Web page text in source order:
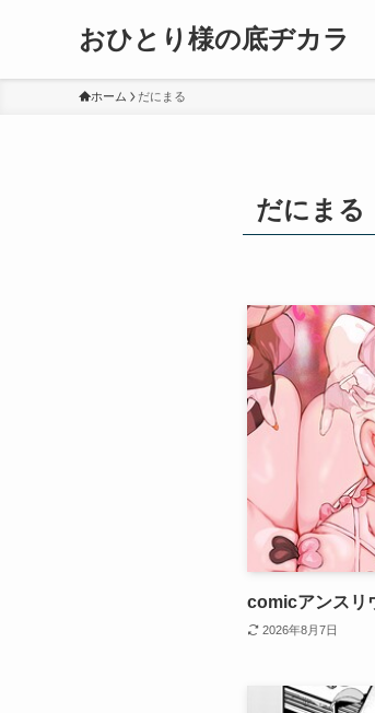
おひとり様の底ヂカラ
ホーム だにまる
だにまる
comicアンスリ
2026年8月7日